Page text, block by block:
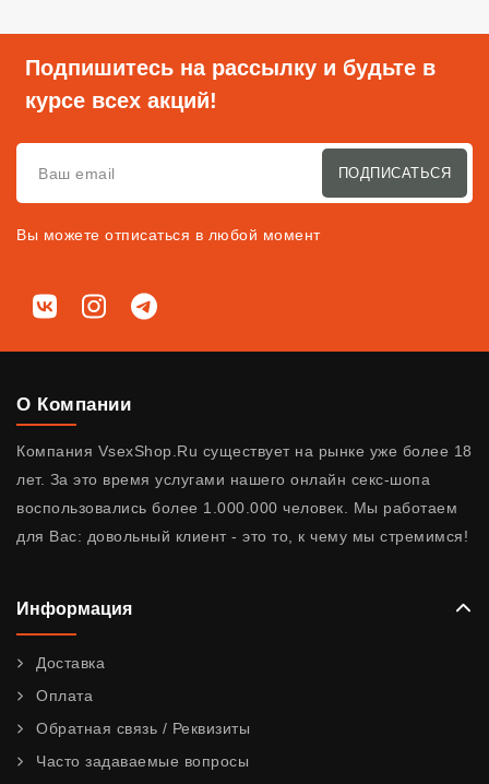
Подпишитесь на рассылку и будьте в
курсе всех акций!
ПОДПИСАТЬСЯ
Вы можете отписаться в любой момент
Мы в соц. сетях
ВКонтактеInstagramTelegram
О Компании
Компания VsexShop.Ru существует на рынке уже более 18
лет. За это время услугами нашего онлайн секс-шопа
воспользовались более 1.000.000 человек. Мы работаем
для Вас: довольный клиент - это то, к чему мы стремимся!
Информация
Доставка
Оплата
Обратная связь / Реквизиты
Часто задаваемые вопросы